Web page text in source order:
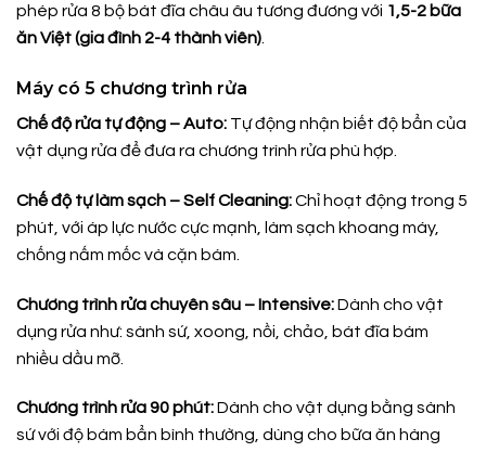
phép rửa 8 bộ bát đĩa châu âu tương đương với 1,5-2 bữa
ăn Việt (gia đình 2-4 thành viên).
Máy có 5 chương trình rửa
Chế độ rửa tự động – Auto: Tự động nhận biết độ bẩn của
vật dụng rửa để đưa ra chương trình rửa phù hợp.
Chế độ tự làm sạch – Self Cleaning:Chỉ hoạt động trong 5
phút, với áp lực nước cực mạnh, làm sạch khoang máy,
chống nấm mốc và cặn bám.
Chương trình rửa chuyên sâu – Intensive:Dành cho vật
dụng rửa như: sành sứ, xoong, nồi, chảo, bát đĩa bám
nhiều dầu mỡ.
Chương trình rửa 90 phút:Dành cho vật dụng bằng sành
sứ với độ bám bẩn bình thường, dùng cho bữa ăn hàng